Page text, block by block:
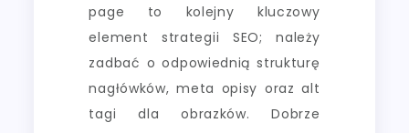
page to kolejny kluczowy
element strategii SEO; należy
zadbać o odpowiednią strukturę
nagłówków, meta opisy oraz alt
tagi dla obrazków. Dobrze